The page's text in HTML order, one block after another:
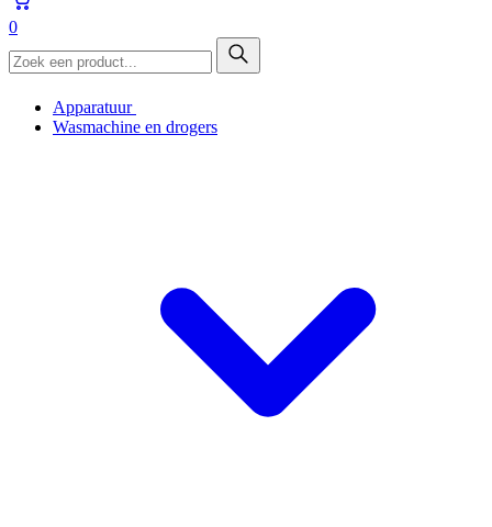
0
Apparatuur
Wasmachine en drogers